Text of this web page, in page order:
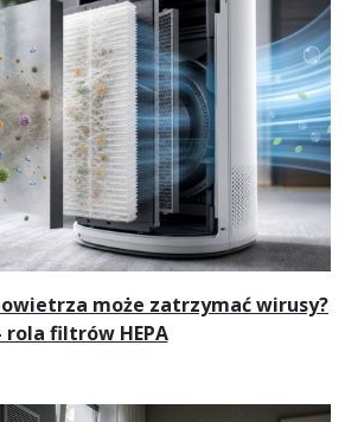
może zatrzymać wirusy?
rola filtrów HEPA